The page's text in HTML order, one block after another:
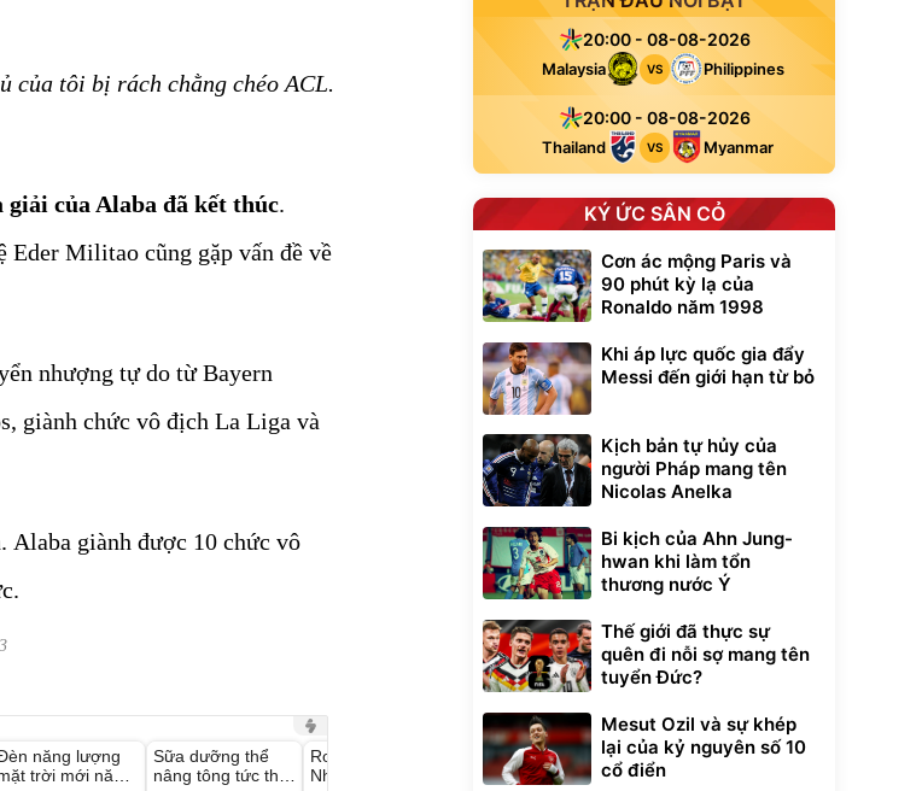
của tôi bị rách chằng chéo ACL.
của Alaba đã kết thúc.
Eder Militao cũng gặp vấn đề về
nhượng tự do từ Bayern
giành chức vô địch La Liga và
Alaba giành được 10 chức vô
-56%năng lượng
trời mới năm
-27%
Sữa dưỡng thể
nâng tông tức thì
Robot Hút Bụi Lau
Nhà - D2-001 -
Unmute
Vali Bamozo
Khung Nhôm
20:00 - 08-08-2026
Malaysia VS Philippines
20:00 - 08-08-2026
Thailand VS Myanmar
KÝ ỨC SÂN CỎ
Cơn ác mộng Paris và
90 phút kỳ lạ của
Ronaldo năm 1998
Khi áp lực quốc gia đẩy
Messi đến giới hạn từ bỏ
Kịch bản tự hủy của
người Pháp mang tên
Nicolas Anelka
Bi kịch của Ahn Jung-
hwan khi làm tổn
thương nước Ý
Thế giới đã thực sự
quên đi nỗi sợ mang tên
tuyển Đức?
Mesut Ozil và sự khép
lại của kỷ nguyên số 10
cổ điển